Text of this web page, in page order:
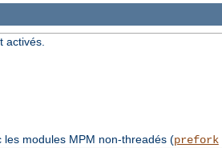
activés.
modules MPM non-threadés (prefork